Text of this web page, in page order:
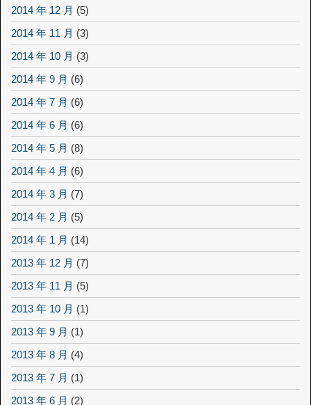
2014 年 12 月 (5)
2014 年 11 月 (3)
2014 年 10 月 (3)
2014 年 9 月 (6)
2014 年 7 月 (6)
2014 年 6 月 (6)
2014 年 5 月 (8)
2014 年 4 月 (6)
2014 年 3 月 (7)
2014 年 2 月 (5)
2014 年 1 月 (14)
2013 年 12 月 (7)
2013 年 11 月 (5)
2013 年 10 月 (1)
2013 年 9 月 (1)
2013 年 8 月 (4)
2013 年 7 月 (1)
2013 年 6 月 (2)